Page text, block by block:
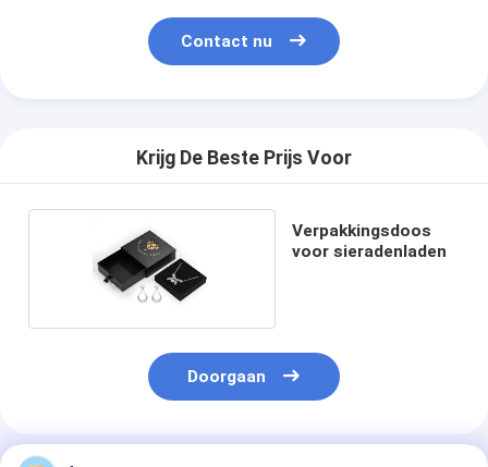
Contact nu
Krijg De Beste Prijs Voor
Verpakkingsdoos
voor sieradenladen
Doorgaan